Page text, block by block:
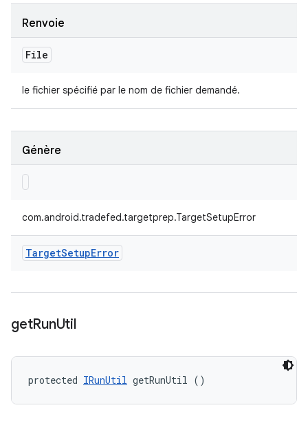
Renvoie
File
le fichier spécifié par le nom de fichier demandé.
Génère
com.android.tradefed.targetprep.TargetSetupError
TargetSetupError
getRunUtil
protected IRunUtil getRunUtil ()